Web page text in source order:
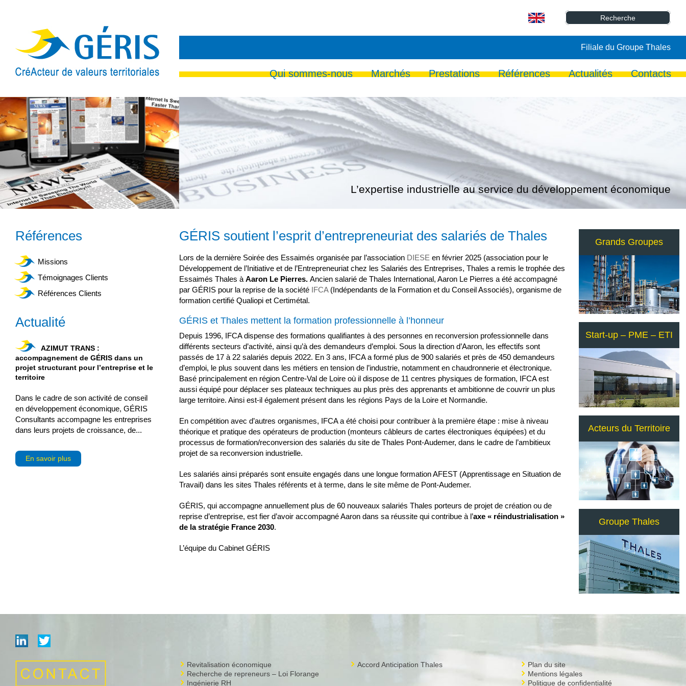
Filiale du Groupe Thales
Qui sommes-nous Marchés Prestations Références Actualités Contacts
L’expertise industrielle au service du développement économique
Références
Missions
Témoignages Clients
Références Clients
Actualité
AZIMUT TRANS :
accompagnement de GÉRIS dans un
projet structurant pour l’entreprise et le
territoire
Dans le cadre de son activité de conseil
en développement économique, GÉRIS
Consultants accompagne les entreprises
dans leurs projets de croissance, de...
En savoir plus
GÉRIS soutient l’esprit d’entrepreneuriat des salariés de Thales
Lors de la dernière Soirée des Essaimés organisée par l’association DIESE en février 2025 (association pour le
Développement de l’Initiative et de l’Entrepreneuriat chez les Salariés des Entreprises, Thales a remis le trophée des
Essaimés Thales à Aaron Le Pierres. Ancien salarié de Thales International, Aaron Le Pierres a été accompagné
par GÉRIS pour la reprise de la société IFCA(Indépendants de la Formation et du Conseil Associés), organisme de
formation certifié Qualiopi et Certimétal.
GÉRIS et Thales mettent la formation professionnelle à l’honneur
Depuis 1996, IFCA dispense des formations qualifiantes à des personnes en reconversion professionnelle dans
différents secteurs d’activité, ainsi qu’à des demandeurs d’emploi. Sous la direction d’Aaron, les effectifs sont
passés de 17 à 22 salariés depuis 2022. En 3 ans, IFCA a formé plus de 900 salariés et près de 450 demandeurs
d’emploi, le plus souvent dans les métiers en tension de l’industrie, notamment en chaudronnerie et électronique.
Basé principalement en région Centre-Val de Loire où il dispose de 11 centres physiques de formation, IFCA est
aussi équipé pour déplacer ses plateaux techniques au plus près des apprenants et ambitionne de couvrir un plus
large territoire. Ainsi est-il également présent dans les régions Pays de la Loire et Normandie.
En compétition avec d’autres organismes, IFCA a été choisi pour contribuer à la première étape : mise à niveau
théorique et pratique des opérateurs de production (monteurs câbleurs de cartes électroniques équipées) et du
processus de formation/reconversion des salariés du site de Thales Pont-Audemer, dans le cadre de l’ambitieux
projet de sa reconversion industrielle.
Les salariés ainsi préparés sont ensuite engagés dans une longue formation AFEST (Apprentissage en Situation de
Travail) dans les sites Thales référents et à terme, dans le site même de Pont-Audemer.
GÉRIS, qui accompagne annuellement plus de 60 nouveaux salariés Thales porteurs de projet de création ou de
reprise d’entreprise, est fier d’avoir accompagné Aaron dans sa réussite qui contribue à l’axe « réindustrialisation »
de la stratégie France 2030.
L’équipe du Cabinet GÉRIS
Grands Groupes
Start-up – PME – ETI
Acteurs du Territoire
Groupe Thales
Revitalisation économique
Recherche de repreneurs – Loi Florange
Ingénierie RH
Accord Anticipation Thales
Plan du site
Mentions légales
Politique de confidentialité